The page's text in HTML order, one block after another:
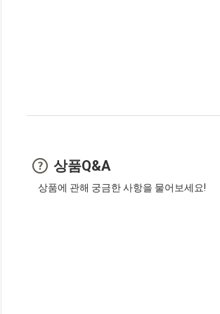
상품Q&A
상품에 관해 궁금한 사항을 물어보세요!